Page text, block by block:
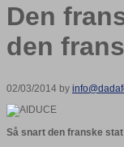
Den
den
02/03/2014 by
Så snart den franske